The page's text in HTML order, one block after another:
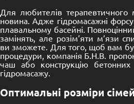
Для любителів терапевтичного
новина. Адже гідромасажні
плавальному басейні.
замінять, але розім’яти м’язи
ви зможете. Для того, щоб вам
процедури, компанія Б.Н.В.
чаш або конструкцію
гідромасажу.
Оптимальні розміри